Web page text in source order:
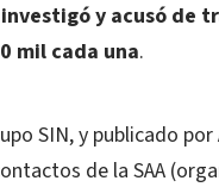
y acusó de
mil cada una.
SIN, y publicado
de la SAA